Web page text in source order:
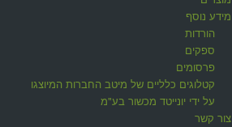
מידע נוסף
הורדות
ספקים
פרסומים
קטלוגים כלליים של מיטב החברות המיוצגות
על ידי יונייטד מכשור בע"מ
צור קשר